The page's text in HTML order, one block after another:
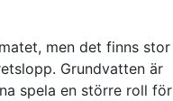
men det finns stor
Grundvatten är
spela en större roll för